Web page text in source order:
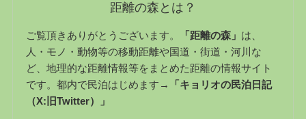
距離の森とは？
ご覧頂きありがとうございます。 「距離の森」 は、
人・モノ・動物等の移動距離や国道・街道・河川な
ど、地理的な距離情報等をまとめた距離の情報サイト
です。都内で民泊はじめます→
「キョリオの民泊日記
（X:旧Twitter）」